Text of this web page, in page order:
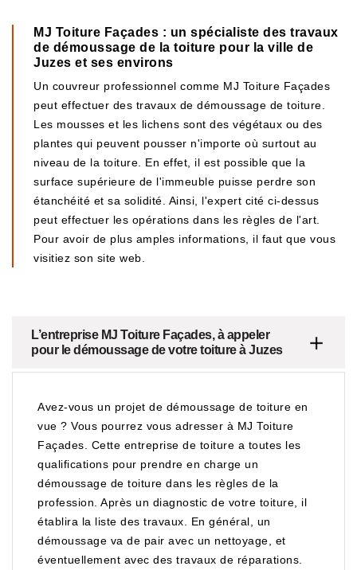
MJ Toiture Façades : un spécialiste des travaux
de démoussage de la toiture pour la ville de
Juzes et ses environs
Un couvreur professionnel comme MJ Toiture Façades
peut effectuer des travaux de démoussage de toiture.
Les mousses et les lichens sont des végétaux ou des
plantes qui peuvent pousser n'importe où surtout au
niveau de la toiture. En effet, il est possible que la
surface supérieure de l'immeuble puisse perdre son
étanchéité et sa solidité. Ainsi, l'expert cité ci-dessus
peut effectuer les opérations dans les règles de l'art.
Pour avoir de plus amples informations, il faut que vous
visitiez son site web.
L’entreprise MJ Toiture Façades, à appeler
pour le démoussage de votre toiture à Juzes
Avez-vous un projet de démoussage de toiture en
vue ? Vous pourrez vous adresser à MJ Toiture
Façades. Cette entreprise de toiture a toutes les
qualifications pour prendre en charge un
démoussage de toiture dans les règles de la
profession. Après un diagnostic de votre toiture, il
établira la liste des travaux. En général, un
démoussage va de pair avec un nettoyage, et
éventuellement avec des travaux de réparations.